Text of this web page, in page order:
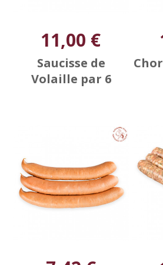
11,00 €
Saucisse de
Volaille par 6